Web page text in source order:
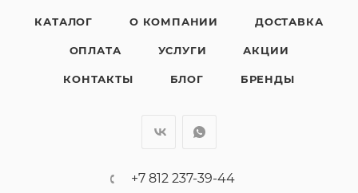
КАТАЛОГ О КОМПАНИИ ДОСТАВКА
ОПЛАТА УСЛУГИ АКЦИИ
КОНТАКТЫ БЛОГ БРЕНДЫ
+7 812 237-39-44